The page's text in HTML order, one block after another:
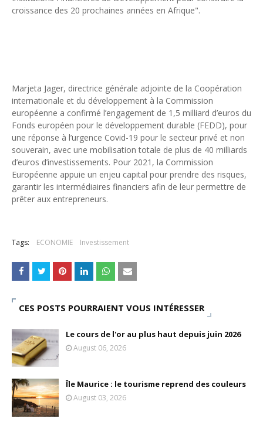
croissance des 20 prochaines années en Afrique".
Marjeta Jager, directrice générale adjointe de la Coopération
internationale et du développement à la Commission
européenne a confirmé l’engagement de 1,5 milliard d’euros du
Fonds européen pour le développement durable (FEDD), pour
une réponse à l’urgence Covid-19 pour le secteur privé et non
souverain, avec une mobilisation totale de plus de 40 milliards
d’euros d’investissements. Pour 2021, la Commission
Européenne appuie un enjeu capital pour prendre des risques,
garantir les intermédiaires financiers afin de leur permettre de
prêter aux entrepreneurs.
Tags: ECONOMIE Investissement
CES POSTS POURRAIENT VOUS INTÉRESSER
Le cours de l'or au plus haut depuis juin 2026
August 06, 2026
Île Maurice : le tourisme reprend des couleurs
August 03, 2026